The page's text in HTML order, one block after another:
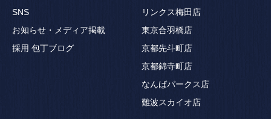
SNS
お知らせ・メディア掲載
採用 包丁ブログ
リンクス梅田店
東京合羽橋店
京都先斗町店
京都錦寺町店
なんばパークス店
難波スカイオ店